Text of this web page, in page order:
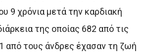
9 χρόνια μετά την καρδιακή
της οποίας 682 από τις
από τους άνδρες έχασαν τη ζωή